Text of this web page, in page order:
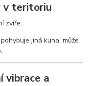
v teritoriu
zvíře.
jiná kuna, může
vibrace a